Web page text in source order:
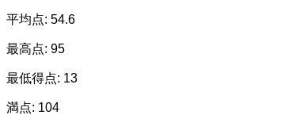
平均点: 54.6
最高点: 95
最低得点: 13
満点: 104